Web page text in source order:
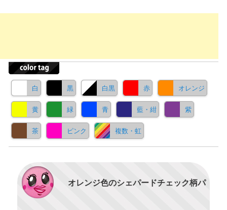
白 黒 白黒 赤 オレンジ
黄 緑 青 藍・紺 紫
茶 ピンク 複数・虹
オレンジ色のシェパードチェック柄パ